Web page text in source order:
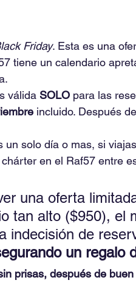
Friday. Esta es una
tiene un calendario
válida SOLO para las
incluido. Después
solo día o mas, si
en el Raf57 entre
una oferta
tan alto ($950), el
indecisión de
un regalo
prisas, después de